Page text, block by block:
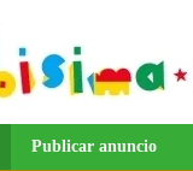
Publicar anuncio